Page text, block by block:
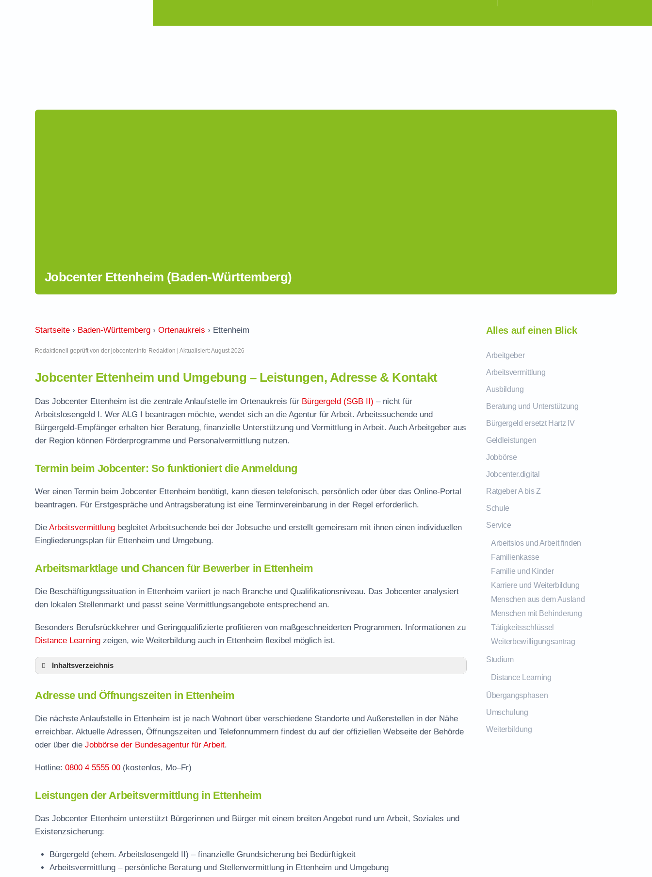
Jobcenter Ettenheim (Baden-Württemberg)
Startseite › Baden-Württemberg › Ortenaukreis › Ettenheim
Redaktionell geprüft von der jobcenter.info-Redaktion | Aktualisiert: August 2026
Jobcenter Ettenheim und Umgebung – Leistungen, Adresse & Kontakt
Das Jobcenter Ettenheim ist die zentrale Anlaufstelle im Ortenaukreis für Bürgergeld (SGB II) – nicht für
Arbeitslosengeld I. Wer ALG I beantragen möchte, wendet sich an die Agentur für Arbeit. Arbeitssuchende und
Bürgergeld-Empfänger erhalten hier Beratung, finanzielle Unterstützung und Vermittlung in Arbeit. Auch Arbeitgeber aus
der Region können Förderprogramme und Personalvermittlung nutzen.
Termin beim Jobcenter: So funktioniert die Anmeldung
Wer einen Termin beim Jobcenter Ettenheim benötigt, kann diesen telefonisch, persönlich oder über das Online-Portal
beantragen. Für Erstgespräche und Antragsberatung ist eine Terminvereinbarung in der Regel erforderlich.
Die Arbeitsvermittlung begleitet Arbeitsuchende bei der Jobsuche und erstellt gemeinsam mit ihnen einen individuellen
Eingliederungsplan für Ettenheim und Umgebung.
Arbeitsmarktlage und Chancen für Bewerber in Ettenheim
Die Beschäftigungssituation in Ettenheim variiert je nach Branche und Qualifikationsniveau. Das Jobcenter analysiert
den lokalen Stellenmarkt und passt seine Vermittlungsangebote entsprechend an.
Besonders Berufsrückkehrer und Geringqualifizierte profitieren von maßgeschneiderten Programmen. Informationen zu
Distance Learning zeigen, wie Weiterbildung auch in Ettenheim flexibel möglich ist.
Inhaltsverzeichnis
Leistungen der Arbeitsvermittlung in Ettenheim
Termin vereinbaren und Bürgergeld beantragen
Jobcenter Ortenaukreis – zuständige Stelle
Stellenangebote und Jobbörse in Ettenheim
Häufige Fragen rund ums Jobcenter
Adresse und Öffnungszeiten in Ettenheim
Die nächste Anlaufstelle in Ettenheim ist je nach Wohnort über verschiedene Standorte und Außenstellen in der Nähe
erreichbar. Aktuelle Adressen, Öffnungszeiten und Telefonnummern findest du auf der offiziellen Webseite der Behörde
oder über die Jobbörse der Bundesagentur für Arbeit.
Hotline: 0800 4 5555 00 (kostenlos, Mo–Fr)
Leistungen der Arbeitsvermittlung in Ettenheim
Das Jobcenter Ettenheim unterstützt Bürgerinnen und Bürger mit einem breiten Angebot rund um Arbeit, Soziales und
Existenzsicherung:
Bürgergeld (ehem. Arbeitslosengeld II) – finanzielle Grundsicherung bei Bedürftigkeit
Arbeitsvermittlung – persönliche Beratung und Stellenvermittlung in Ettenheim und Umgebung
Alles auf einen Blick
Arbeitgeber
Arbeitsvermittlung
Ausbildung
Beratung und Unterstützung
Bürgergeld ersetzt Hartz IV
Geldleistungen
Jobbörse
Jobcenter.digital
Ratgeber A bis Z
Schule
Service
Arbeitslos und Arbeit finden
Familienkasse
Familie und Kinder
Karriere und Weiterbildung
Menschen aus dem Ausland
Menschen mit Behinderung
Tätigkeitsschlüssel
Weiterbewilligungsantrag
Studium
Distance Learning
Übergangsphasen
Umschulung
Weiterbildung